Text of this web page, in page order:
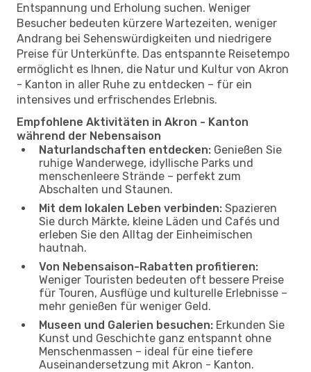
Entspannung und Erholung suchen. Weniger
Besucher bedeuten kürzere Wartezeiten, weniger
Andrang bei Sehenswürdigkeiten und niedrigere
Preise für Unterkünfte. Das entspannte Reisetempo
ermöglicht es Ihnen, die Natur und Kultur von Akron
- Kanton in aller Ruhe zu entdecken – für ein
intensives und erfrischendes Erlebnis.
Empfohlene Aktivitäten in Akron - Kanton
während der Nebensaison
Naturlandschaften entdecken: Genießen Sie
ruhige Wanderwege, idyllische Parks und
menschenleere Strände – perfekt zum
Abschalten und Staunen.
Mit dem lokalen Leben verbinden: Spazieren
Sie durch Märkte, kleine Läden und Cafés und
erleben Sie den Alltag der Einheimischen
hautnah.
Von Nebensaison-Rabatten profitieren:
Weniger Touristen bedeuten oft bessere Preise
für Touren, Ausflüge und kulturelle Erlebnisse –
mehr genießen für weniger Geld.
Museen und Galerien besuchen: Erkunden Sie
Kunst und Geschichte ganz entspannt ohne
Menschenmassen – ideal für eine tiefere
Auseinandersetzung mit Akron - Kanton.